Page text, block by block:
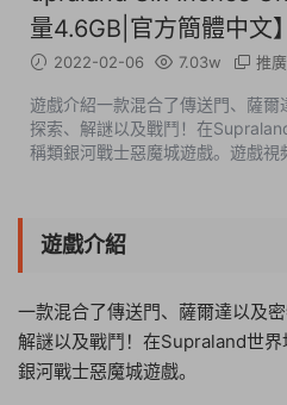
量4.6GB|官方簡體中文】
2022-02-06 7.03w 推廣
遊戲介紹一款混合了傳送門、薩
探索、解謎以及戰鬥！在
稱類銀河戰士惡魔城遊戲。遊戲視
遊戲介紹
一款混合了傳送門、薩爾達以及
解謎以及戰鬥！在Supraland世
銀河戰士惡魔城遊戲。